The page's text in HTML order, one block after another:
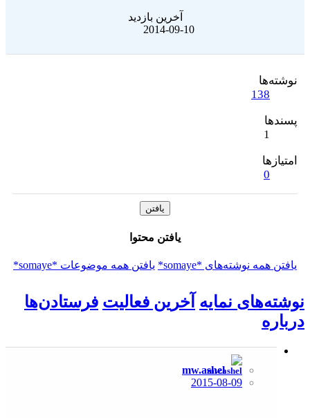
آخرین بازدید
2014-09-10
نوشته‌ها
138
پسندها
امتیازها
یافتن
یافتن محتوا
یافتن همه نوشته‌های *somaye* یافتن همه موضوعات *somaye*
نمایه آخرین فعالیت فرستادن‌ها
mw.ashel
2015-08-09